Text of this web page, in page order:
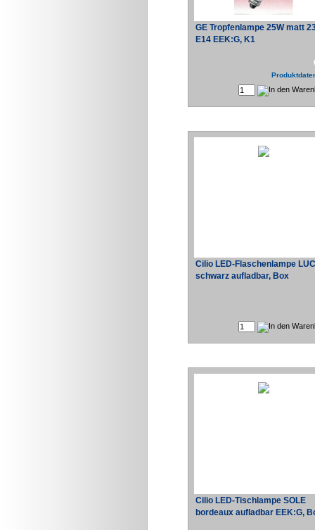
GE Tropfenlampe 25W matt
E14 EEK:G, K1
Cilio LED-Flaschenlampe
schwarz aufladbar, Box
Cilio LED-Tischlampe SOLE
bordeaux aufladbar EEK:G,